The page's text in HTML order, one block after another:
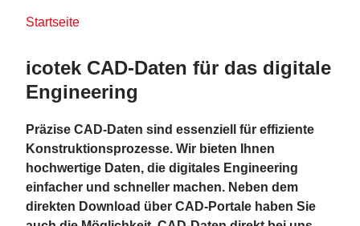
Startseite
icotek CAD-Daten für das digitale
Engineering
Präzise CAD-Daten sind essenziell für effiziente
Konstruktionsprozesse. Wir bieten Ihnen
hochwertige Daten, die digitales Engineering
einfacher und schneller machen. Neben dem
direkten Download über CAD-Portale haben Sie